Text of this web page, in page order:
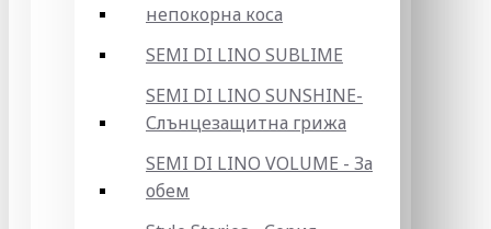
непокорна коса
SEMI DI LINO SUBLIME
SEMI DI LINO SUNSHINE-
Слънцезащитна грижа
SEMI DI LINO VOLUME - За
обем